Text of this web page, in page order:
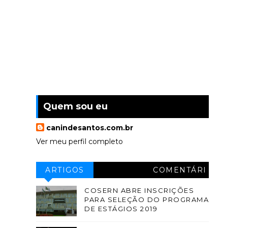
Quem sou eu
canindesantos.com.br
Ver meu perfil completo
ARTIGOS
COMENTÁRI
OS
COSERN ABRE INSCRIÇÕES
PARA SELEÇÃO DO PROGRAMA
DE ESTÁGIOS 2019